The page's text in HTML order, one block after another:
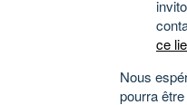
ce
Nous
pourra